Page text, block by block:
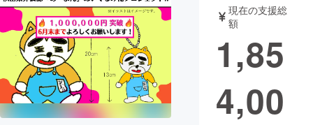
テクノロジー・ガジェット
映像・映画 書籍・雑誌
ビジネス・起業 チャレンジ
現在の支援総
額
1,85
4,00